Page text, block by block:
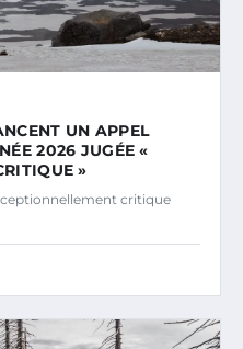
UN APPEL
2026 JUGÉE «
»
critique